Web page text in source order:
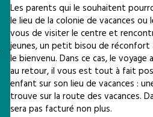
Les parents qui le souhaitent
le lieu de la colonie de vacances ou
vous de visiter le centre et
jeunes, un petit bisou de
le bienvenu. Dans ce cas, le
au retour, il vous est tout à fait
enfant sur son lieu de vacances :
trouve sur la route des vacances.
sera pas facturé non plus.